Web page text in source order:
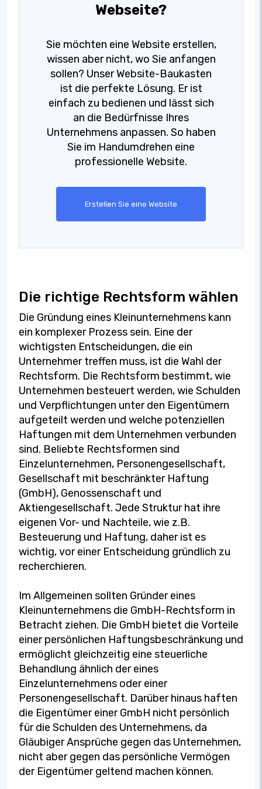
Webseite?
Sie möchten eine Website erstellen,
wissen aber nicht, wo Sie anfangen
sollen? Unser Website-Baukasten
ist die perfekte Lösung. Er ist
einfach zu bedienen und lässt sich
an die Bedürfnisse Ihres
Unternehmens anpassen. So haben
Sie im Handumdrehen eine
professionelle Website.
Erstellen Sie eine Website
Die richtige Rechtsform wählen
Die Gründung eines Kleinunternehmens kann
ein komplexer Prozess sein. Eine der
wichtigsten Entscheidungen, die ein
Unternehmer treffen muss, ist die Wahl der
Rechtsform. Die Rechtsform bestimmt, wie
Unternehmen besteuert werden, wie Schulden
und Verpflichtungen unter den Eigentümern
aufgeteilt werden und welche potenziellen
Haftungen mit dem Unternehmen verbunden
sind. Beliebte Rechtsformen sind
Einzelunternehmen, Personengesellschaft,
Gesellschaft mit beschränkter Haftung
(GmbH), Genossenschaft und
Aktiengesellschaft. Jede Struktur hat ihre
eigenen Vor- und Nachteile, wie z.B.
Besteuerung und Haftung, daher ist es
wichtig, vor einer Entscheidung gründlich zu
recherchieren.
Im Allgemeinen sollten Gründer eines
Kleinunternehmens die GmbH-Rechtsform in
Betracht ziehen. Die GmbH bietet die Vorteile
einer persönlichen Haftungsbeschränkung und
ermöglicht gleichzeitig eine steuerliche
Behandlung ähnlich der eines
Einzelunternehmens oder einer
Personengesellschaft. Darüber hinaus haften
die Eigentümer einer GmbH nicht persönlich
für die Schulden des Unternehmens, da
Gläubiger Ansprüche gegen das Unternehmen,
nicht aber gegen das persönliche Vermögen
der Eigentümer geltend machen können.